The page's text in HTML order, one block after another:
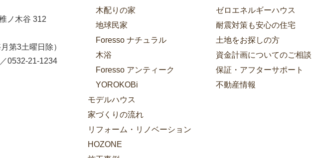
ノ木谷 312
第3土曜日除）
0532-21-1234
木配りの家
地球民家
Foresso ナチュラル
木浴
Foresso アンティーク
YOROKOBi
モデルハウス
家づくりの流れ
リフォーム・リノベーション
HOZONE
ゼロエネルギーハウス
耐震対策も安心の住宅
土地をお探しの方
資金計画についてのご相談
保証・アフターサポート
不動産情報